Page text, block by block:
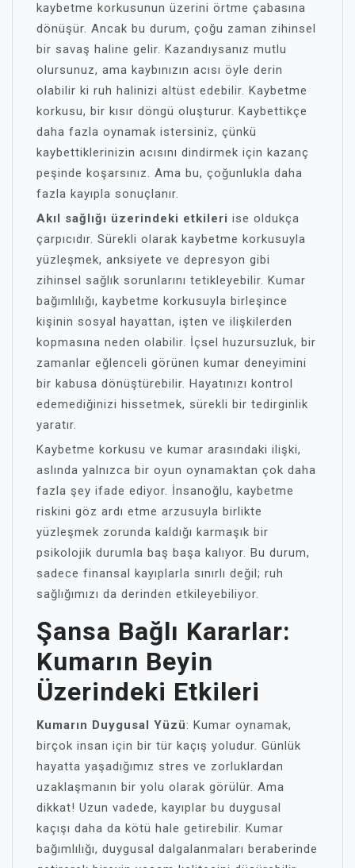
kaybetme korkusunun üzerini örtme çabasına
dönüşür. Ancak bu durum, çoğu zaman zihinsel
bir savaş haline gelir. Kazandıysanız mutlu
olursunuz, ama kaybınızın acısı öyle derin
olabilir ki ruh halinizi altüst edebilir. Kaybetme
korkusu, bir kısır döngü oluşturur. Kaybettikçe
daha fazla oynamak istersiniz, çünkü
kaybettiklerinizin acısını dindirmek için kazanç
peşinde koşarsınız. Ama bu, çoğunlukla daha
fazla kayıpla sonuçlanır.
Akıl sağlığı üzerindeki etkileri ise oldukça
çarpıcıdır. Sürekli olarak kaybetme korkusuyla
yüzleşmek, anksiyete ve depresyon gibi
zihinsel sağlık sorunlarını tetikleyebilir. Kumar
bağımlılığı, kaybetme korkusuyla birleşince
kişinin sosyal hayattan, işten ve ilişkilerden
kopmasına neden olabilir. İçsel huzursuzluk, bir
zamanlar eğlenceli görünen kumar deneyimini
bir kabusa dönüştürebilir. Hayatınızı kontrol
edemediğinizi hissetmek, sürekli bir tedirginlik
yaratır.
Kaybetme korkusu ve kumar arasındaki ilişki,
aslında yalnızca bir oyun oynamaktan çok daha
fazla şey ifade ediyor. İnsanoğlu, kaybetme
riskini göz ardı etme arzusuyla birlikte
yüzleşmek zorunda kaldığı karmaşık bir
psikolojik durumla baş başa kalıyor. Bu durum,
sadece finansal kayıplarla sınırlı değil; ruh
sağlığımızı da derinden etkileyebiliyor.
Şansa Bağlı Kararlar:
Kumarın Beyin
Üzerindeki Etkileri
Kumarın Duygusal Yüzü: Kumar oynamak,
birçok insan için bir tür kaçış yoludur. Günlük
hayatta yaşadığımız stres ve zorluklardan
uzaklaşmanın bir yolu olarak görülür. Ama
dikkat! Uzun vadede, kayıplar bu duygusal
kaçışı daha da kötü hale getirebilir. Kumar
bağımlılığı, duygusal dalgalanmaları beraberinde